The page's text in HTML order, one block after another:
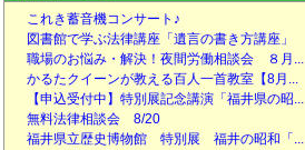
これき蓄音機コンサート♪
図書館で学ぶ法律講座「遺言の書き方講座」
職場のお悩み・解決！夜間労働相談会 ８月...
かるたクイーンが教える百人一首教室【8月...
【申込受付中】特別展記念講演「福井県の昭...
無料法律相談会 8/20
福井県立歴史博物館 特別展 福井の昭和「...